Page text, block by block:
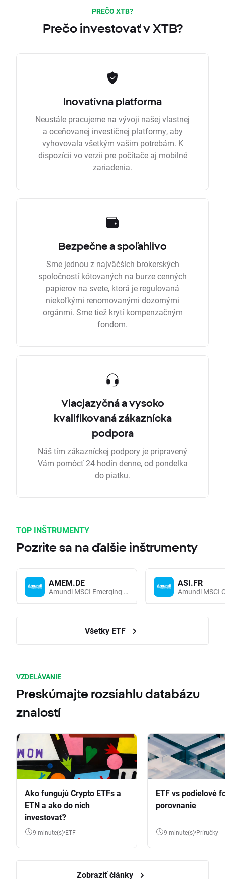
PREČO XTB?
Prečo investovať v XTB?
Inovatívna platforma
Neustále pracujeme na vývoji našej vlastnej
a oceňovanej investičnej platformy, aby
vyhovovala všetkým vašim potrebám. K
dispozícii vo verzii pre počítače aj mobilné
zariadenia.
Bezpečne a spoľahlivo
Sme jednou z najväčších brokerských
spoločností kótovaných na burze cenných
papierov na svete, ktorá je regulovaná
niekoľkými renomovanými dozornými
orgánmi. Sme tiež krytí kompenzačným
fondom.
Viacjazyčná a vysoko
kvalifikovaná zákaznícka
podpora
Náš tím zákazníckej podpory je pripravený
Vám pomôcť 24 hodín denne, od pondelka
do piatku.
TOP INŠTRUMENTY
Pozrite sa na ďalšie inštrumenty
AMEM.DE
Amundi MSCI Emerging Markets UCITS (Acc EUR)
ASI.FR
Všetky ETF
VZDELÁVANIE
Preskúmajte rozsiahlu databázu
znalostí
Ako fungujú Crypto ETFs a
ETN a ako do nich
investovať?
9 minute(s) ETF
ETF vs podielové
porovnanie
9 minute(s) Príručky
Zobraziť články